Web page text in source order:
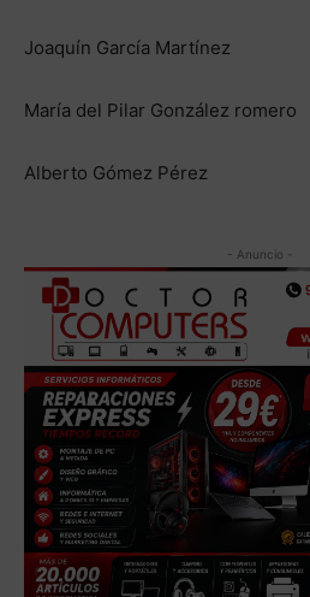
Joaquín García Martínez
María del Pilar González romero
Alberto Gómez Pérez
- Anuncio -